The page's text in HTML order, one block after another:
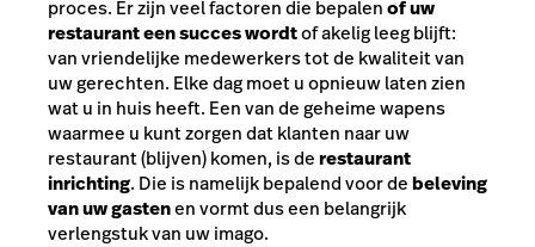
proces. Er zijn veel factoren die bepalenof uw
restaurant een succes wordtof akelig leeg blijft:
van vriendelijke medewerkers tot de kwaliteit van
uw gerechten. Elke dag moet u opnieuw laten zien
wat u in huis heeft. Een van de geheime wapens
waarmee u kunt zorgen dat klanten naar uw
restaurant (blijven) komen, is derestaurant
inrichting. Die is namelijk bepalend voor debeleving
van uw gastenen vormt dus een belangrijk
verlengstuk van uw imago.